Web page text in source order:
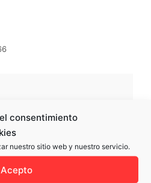
consentimiento
nuestro sitio web y nuestro servicio.
Acepto
gris que da 2 ó 3